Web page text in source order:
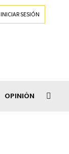
INICIAR SESIÓN
OPINIÓN